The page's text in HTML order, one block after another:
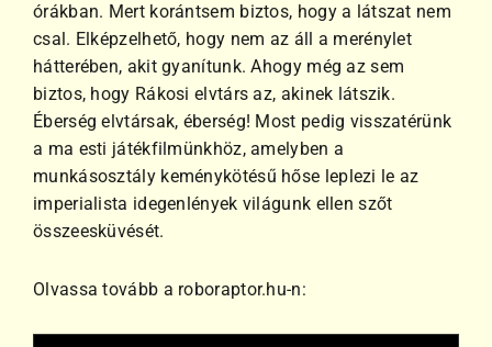
órákban. Mert korántsem biztos, hogy a látszat nem
csal. Elképzelhető, hogy nem az áll a merénylet
hátterében, akit gyanítunk. Ahogy még az sem
biztos, hogy Rákosi elvtárs az, akinek látszik.
Éberség elvtársak, éberség! Most pedig visszatérünk
a ma esti játékfilmünkhöz, amelyben a
munkásosztály keménykötésű hőse leplezi le az
imperialista idegenlények világunk ellen szőt
összeesküvését.
Olvassa tovább a roboraptor.hu-n: